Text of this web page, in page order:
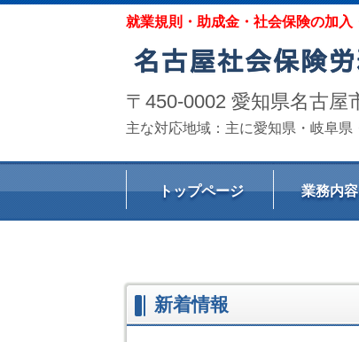
就業規則・助成金・社会保険の加
〒450-0002 愛知県名古
主な対応地域：主に愛知県・岐阜
トップページ 業務内容
新着情報